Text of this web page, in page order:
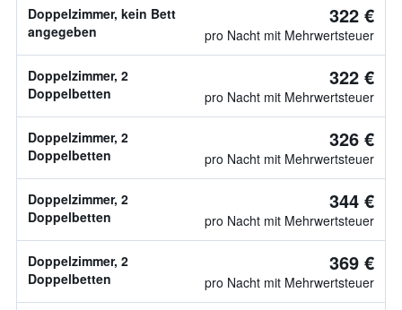
Doppelzimmer, kein Bett
angegeben
322 €
pro Nacht mit Mehrwertsteuer
Doppelzimmer, 2
Doppelbetten
322 €
pro Nacht mit Mehrwertsteuer
Doppelzimmer, 2
Doppelbetten
326 €
pro Nacht mit Mehrwertsteuer
Doppelzimmer, 2
Doppelbetten
344 €
pro Nacht mit Mehrwertsteuer
Doppelzimmer, 2
Doppelbetten
369 €
pro Nacht mit Mehrwertsteuer